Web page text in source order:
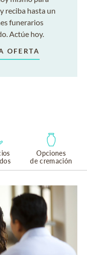
reciba hasta un
funerarios
Actúe hoy.
OFERTA
Opciones
de cremación